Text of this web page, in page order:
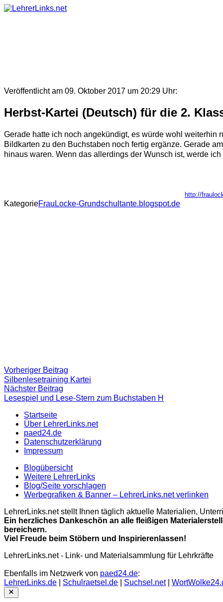
Skip
Veröffentlicht am 09. Oktober 2017 um 20:29 Uhr:
Herbst-Kartei (Deutsch) für die 2.
Gerade hatte ich noch angekündigt, es würde wohl
Bildkarten zu den Buchstaben noch fertig ergänze. Gerade
hinaus waren. Wenn das allerdings der Wunsch ist, werde
http://
KategorieFrauLocke-Grundschultante.blogspot.de
Beitragsnavigation
Vorheriger Beitrag
Beitrag:
Silbenlesetraining Kartei
Nächster Beitrag
Beitrag
Lesespiel und Lese-Stern zum Buchstaben H
Startseite
Über LehrerLinks.net
paed24.de
Datenschutzerklärung
Impressum
Blogübersicht
Weitere LehrerLinks
Blog/Seite vorschlagen
Werbegrafiken & Banner – LehrerLinks.net verlinken
LehrerLinks.net stellt Ihnen täglich aktuelle Materialien,
Ein herzliches Dankeschön an alle fleißigen
bereichern.
Viel Freude beim Stöbern und Inspirierenlassen!
LehrerLinks.net - Link- und Materialsammlung für Lehrkräfte
Ebenfalls im Netzwerk von paed24.de:
LehrerLinks.de
Schulraetsel.de Suchsel.net|
Close